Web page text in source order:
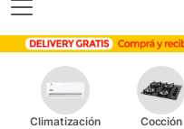
Climatización Cocción